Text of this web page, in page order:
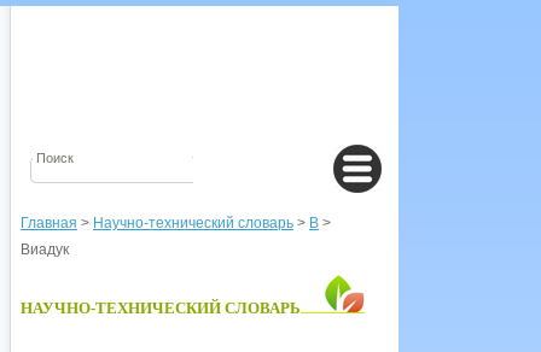
Главная > Научно-технический словарь > В >
Виадук
НАУЧНО-ТЕХНИЧЕСКИЙ СЛОВАРЬ